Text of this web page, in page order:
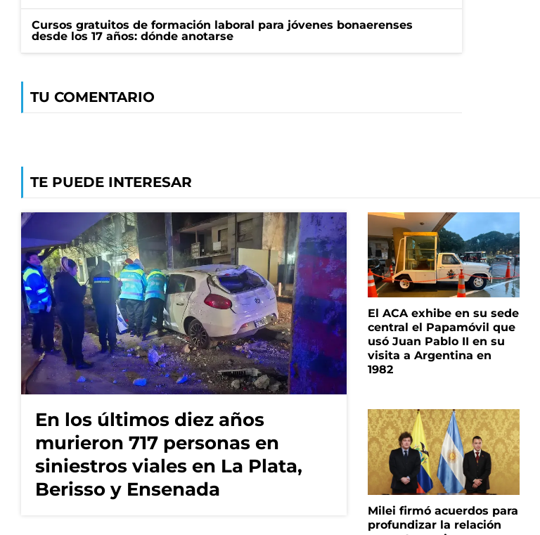
Cursos gratuitos de formación laboral para jóvenes bonaerenses
desde los 17 años: dónde anotarse
TU COMENTARIO
TE PUEDE INTERESAR
En los últimos diez años
murieron 717 personas en
siniestros viales en La Plata,
Berisso y Ensenada
El ACA exhibe en su sede
central el Papamóvil que
usó Juan Pablo II en su
visita a Argentina en
1982
Milei firmó acuerdos para
profundizar la relación